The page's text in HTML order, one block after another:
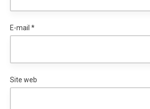
E-mail *
Site web